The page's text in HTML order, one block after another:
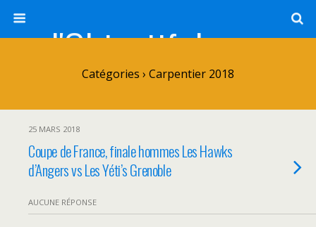
l'Objectif de Clairette
Catégories › Carpentier 2018
25 MARS 2018
Coupe de France, finale hommes Les Hawks
d’Angers vs Les Yéti’s Grenoble
AUCUNE RÉPONSE